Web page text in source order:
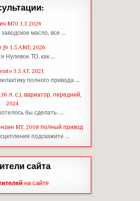
M70 1.5 2026
масло, все …
J6 1.5 AMT, 2026
Нулевое ТО, как …
3.5 AT, 2021
полного привода …
л. с.), вариатор, передний,
2024
бы сделать: …
MT, 2008 полный привод
подскажите …
сайта
на сайте